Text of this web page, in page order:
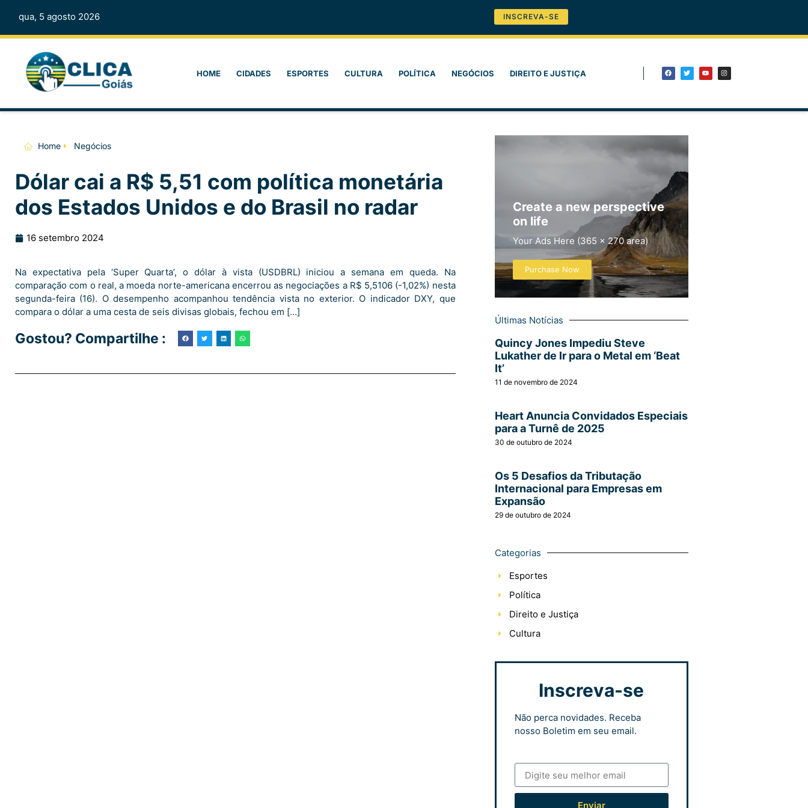
qua, 5 agosto 2026 INSCREVA-SE
HOME CIDADES ESPORTES CULTURA POLÍTICA NEGÓCIOS DIREITO E JUSTIÇA
Home Negócios
Dólar cai a R$ 5,51 com política monetária
dos Estados Unidos e do Brasil no radar
16 setembro 2024
Na expectativa pela ‘Super Quarta’, o dólar à vista (USDBRL) iniciou a semana em queda. Na
comparação com o real, a moeda norte-americana encerrou as negociações a R$ 5,5106 (-1,02%) nesta
segunda-feira (16). O desempenho acompanhou tendência vista no exterior. O indicador DXY, que
compara o dólar a uma cesta de seis divisas globais, fechou em […]
Gostou? Compartilhe :
Create a new perspective
on life
Your Ads Here (365 x 270 area)
Purchase Now
Últimas Notícias
Quincy Jones Impediu Steve
Lukather de Ir para o Metal em ‘Beat
It’
11 de novembro de 2024
Heart Anuncia Convidados Especiais
para a Turnê de 2025
30 de outubro de 2024
Os 5 Desafios da Tributação
Internacional para Empresas em
Expansão
29 de outubro de 2024
Categorias
Esportes
Política
Direito e Justiça
Cultura
Inscreva-se
Não perca novidades. Receba
nosso Boletim em seu email.
Enviar